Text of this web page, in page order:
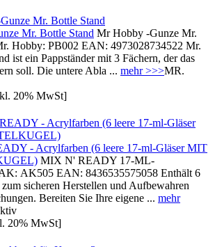
Mr. Bottle Stand Mr Hobby -Gunze Mr.
Hobby: PB002 EAN: 4973028734522 Mr.
ist ein Pappständer mit 3 Fächern, der das
soll. Die untere Abla ... mehr >>>MR.
20% MwSt]
- Acrylfarben (6 leere 17-ml-Gläser MIT
MIX N' READY 17-ML-
AK505 EAN: 8436535575058 Enthält 6
zum sicheren Herstellen und Aufbewahren
Bereiten Sie Ihre eigene ... mehr
20% MwSt]